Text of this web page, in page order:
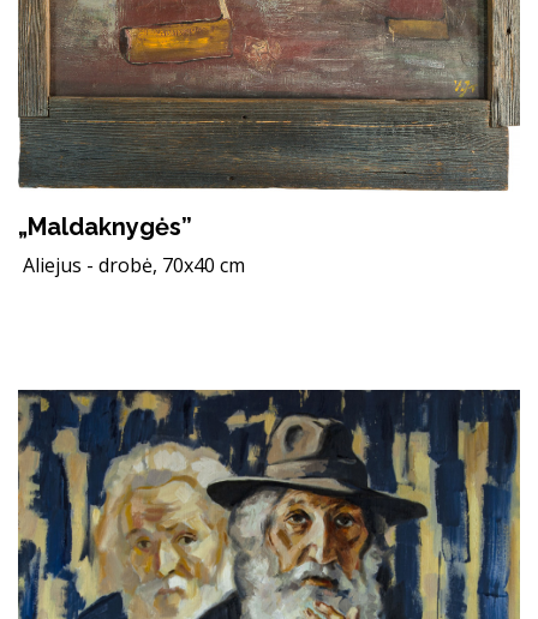
„Maldaknygės”
Aliejus - drobė, 70x40 cm